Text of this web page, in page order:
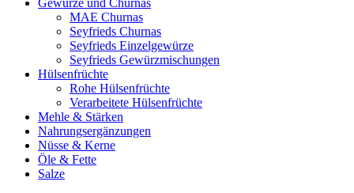
Gewürze und Churnas
MAE Churnas
Seyfrieds Churnas
Seyfrieds Einzelgewürze
Seyfrieds Gewürzmischungen
Hülsenfrüchte
Rohe Hülsenfrüchte
Verarbeitete Hülsenfrüchte
Mehle & Stärken
Nahrungsergänzungen
Nüsse & Kerne
Öle & Fette
Salze